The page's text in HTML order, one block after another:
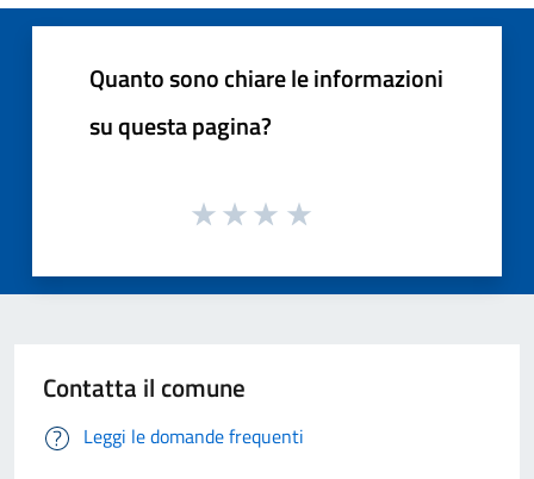
Quanto sono chiare le informazioni
su questa pagina?
Contatta il comune
Leggi le domande frequenti